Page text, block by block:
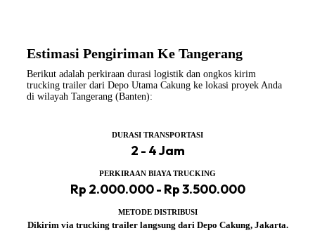
Estimasi Pengiriman Ke Tangerang
Berikut adalah perkiraan durasi logistik dan ongkos kirim
trucking trailer dari Depo Utama Cakung ke lokasi proyek Anda
di wilayah Tangerang (Banten):
DURASI TRANSPORTASI
2 - 4 Jam
PERKIRAAN BIAYA TRUCKING
Rp 2.000.000 - Rp 3.500.000
METODE DISTRIBUSI
Dikirim via trucking trailer langsung dari Depo Cakung, Jakarta.